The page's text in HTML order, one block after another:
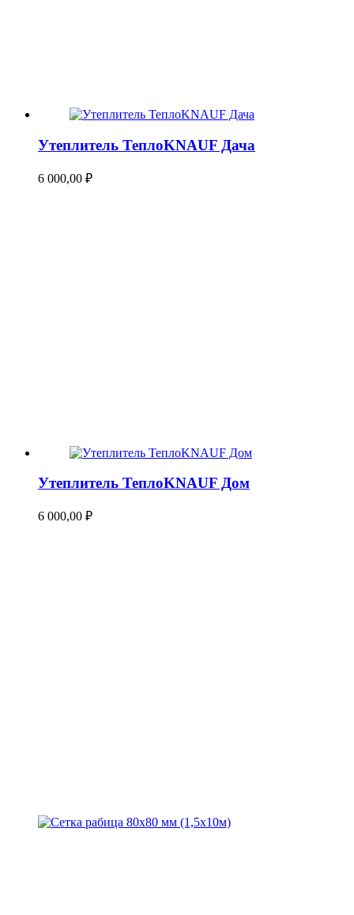
Утеплитель ТеплоKNAUF Дача
6 000,00 ₽
Утеплитель ТеплоKNAUF Дом
6 000,00 ₽